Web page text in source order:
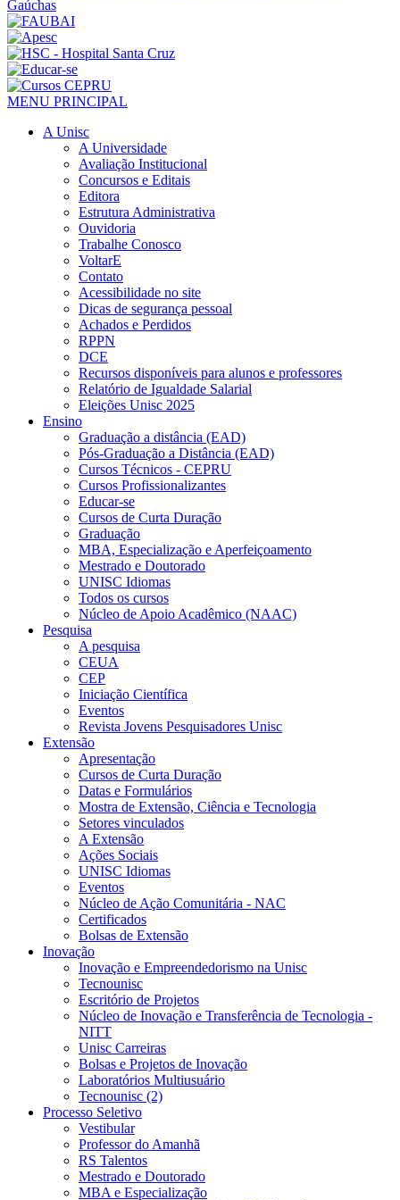
MENU PRINCIPAL
A Unisc
A Universidade
Avaliação Institucional
Concursos e Editais
Editora
Estrutura Administrativa
Ouvidoria
Trabalhe Conosco
VoltarE
Contato
Acessibilidade no site
Dicas de segurança pessoal
Achados e Perdidos
RPPN
DCE
Recursos disponíveis para alunos e professores
Relatório de Igualdade Salarial
Eleições Unisc 2025
Ensino
Graduação a distância (EAD)
Pós-Graduação a Distância (EAD)
Cursos Técnicos - CEPRU
Cursos Profissionalizantes
Educar-se
Cursos de Curta Duração
Graduação
MBA, Especialização e Aperfeiçoamento
Mestrado e Doutorado
UNISC Idiomas
Todos os cursos
Núcleo de Apoio Acadêmico (NAAC)
Pesquisa
A pesquisa
CEUA
CEP
Iniciação Científica
Eventos
Revista Jovens Pesquisadores Unisc
Extensão
Apresentação
Cursos de Curta Duração
Datas e Formulários
Mostra de Extensão, Ciência e Tecnologia
Setores vinculados
A Extensão
Ações Sociais
UNISC Idiomas
Eventos
Núcleo de Ação Comunitária - NAC
Certificados
Bolsas de Extensão
Inovação
Inovação e Empreendedorismo na Unisc
Tecnounisc
Escritório de Projetos
Núcleo de Inovação e Transferência de Tecnologia -
NITT
Unisc Carreiras
Bolsas e Projetos de Inovação
Laboratórios Multiusuário
Tecnounisc (2)
Processo Seletivo
Vestibular
Professor do Amanhã
RS Talentos
Mestrado e Doutorado
MBA e Especialização